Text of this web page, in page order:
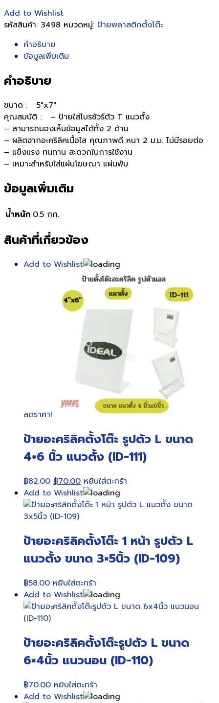
Add to Wishlist
รหัสสินค้า: 3498 หมวดหมู่: ป้ายพลาสติกตั้งโต๊ะ
คำอธิบาย
ข้อมูลเพิ่มเติม
คำอธิบาย
ขนาด : 5″x7″
คุณสมบัติ : – ป้ายใส่โบรชัวร์ตัว T แนวตั้ง
– สามารถมองเห็นข้อมูลได้ทั้ง 2 ด้าน
– ผลิตจากอะคริลิคเนื้อใส คุณภาพดี หนา 2 ม.ม. ไม่มีรอยต่อ
– แข็งแรง ทนทาน สะดวกในการใช้งาน
– เหมาะสำหรับใส่แผ่นโฆษณา แผ่นพับ
ข้อมูลเพิ่มเติม
น้ำหนัก 0.5 กก.
สินค้าที่เกี่ยวข้อง
Add to Wishlist
ลดราคา!
ป้ายอะคริลิคตั้งโต๊ะ รูปตัว L ขนาด
4×6 นิ้ว แนวตั้ง (ID-111)
฿82.00 Original
price
was:
฿82.00.
฿70.00Current
price
is:
หยิบใส่ตะกร้า
Add to Wishlist
ป้ายอะคริลิคตั้งโต๊ะ 1 หน้า รูปตัว L
แนวตั้ง ขนาด 3×5นิ้ว (ID-109)
฿58.00 หยิบใส่ตะกร้า
Add to Wishlist
ป้ายอะคริลิคตั้งโต๊ะรูปตัว L ขนาด
6×4นิ้ว แนวนอน (ID-110)
฿70.00 หยิบใส่ตะกร้า
Add to Wishlist